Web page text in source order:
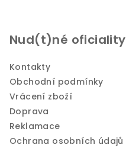
Nud(t)né oficiality
Kontakty
Obchodní podmínky
Vrácení zboží
Doprava
Reklamace
Ochrana osobních údajů